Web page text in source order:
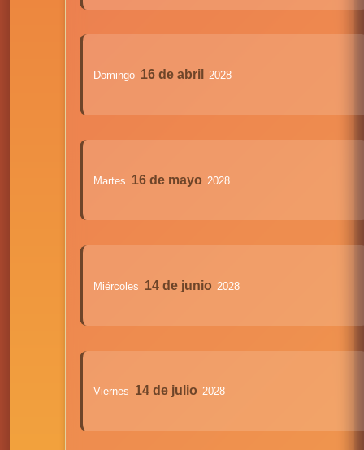
Domingo 16 de abril 2028
Martes 16 de mayo 2028
Miércoles 14 de junio 2028
Viernes 14 de julio 2028